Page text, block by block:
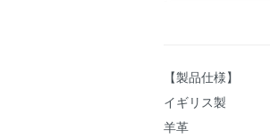
【製品仕様】
イギリス製
羊革